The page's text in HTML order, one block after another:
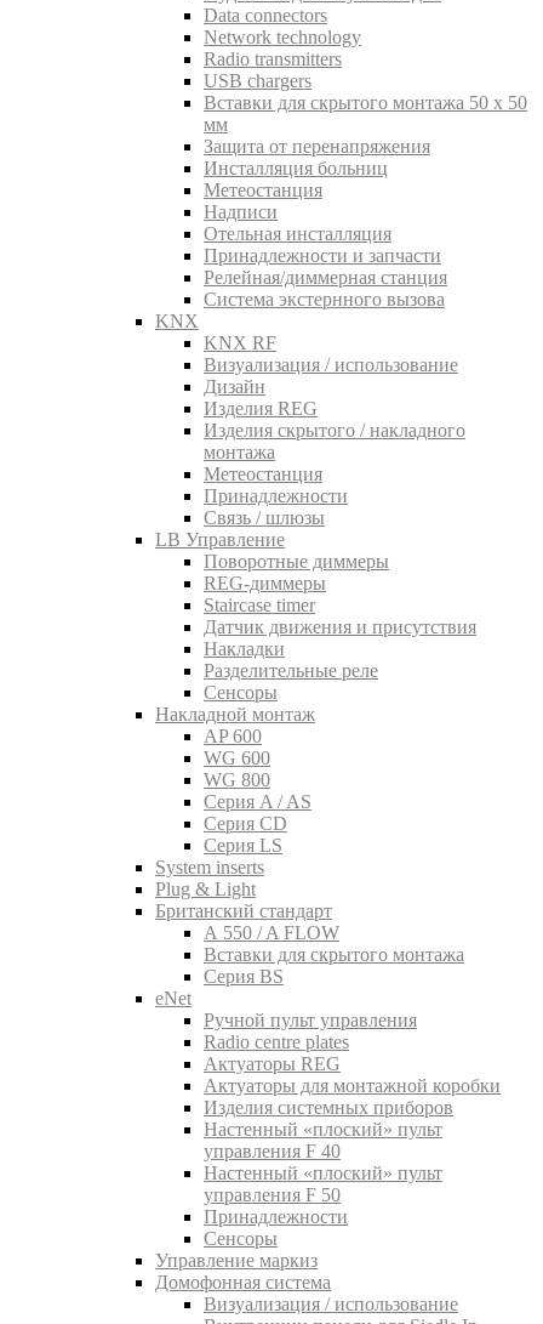
Data connectors
Network technology
Radio transmitters
USB chargers
Вставки для скрытого монтажа 50 x 50
мм
Защита от перенапряжения
Инсталляция больниц
Метеостанция
Надписи
Отельная инсталляция
Принадлежности и запчасти
Релейная/диммерная станция
Система экстернного вызова
KNX
KNX RF
Визуализация / использование
Дизайн
Изделия REG
Изделия скрытого / накладного
монтажа
Метеостанция
Принадлежности
Связь / шлюзы
LB Управление
Поворотные диммеры
REG-диммеры
Staircase timer
Датчик движения и присутствия
Накладки
Разделительные реле
Сенсоры
Накладной монтаж
AP 600
WG 600
WG 800
Серия A / AS
Серия CD
Серия LS
System inserts
Plug & Light
Британский стандарт
A 550 / A FLOW
Вставки для скрытого монтажа
Серия BS
eNet
Pучной пульт управления
Radio centre plates
Актуаторы REG
Актуаторы для монтажной коробки
Изделия системных приборов
Настенный «плоский» пульт
управления F 40
Настенный «плоский» пульт
управления F 50
Принадлежности
Сенсоры
Управление маркиз
Домофонная система
Визуализация / использование